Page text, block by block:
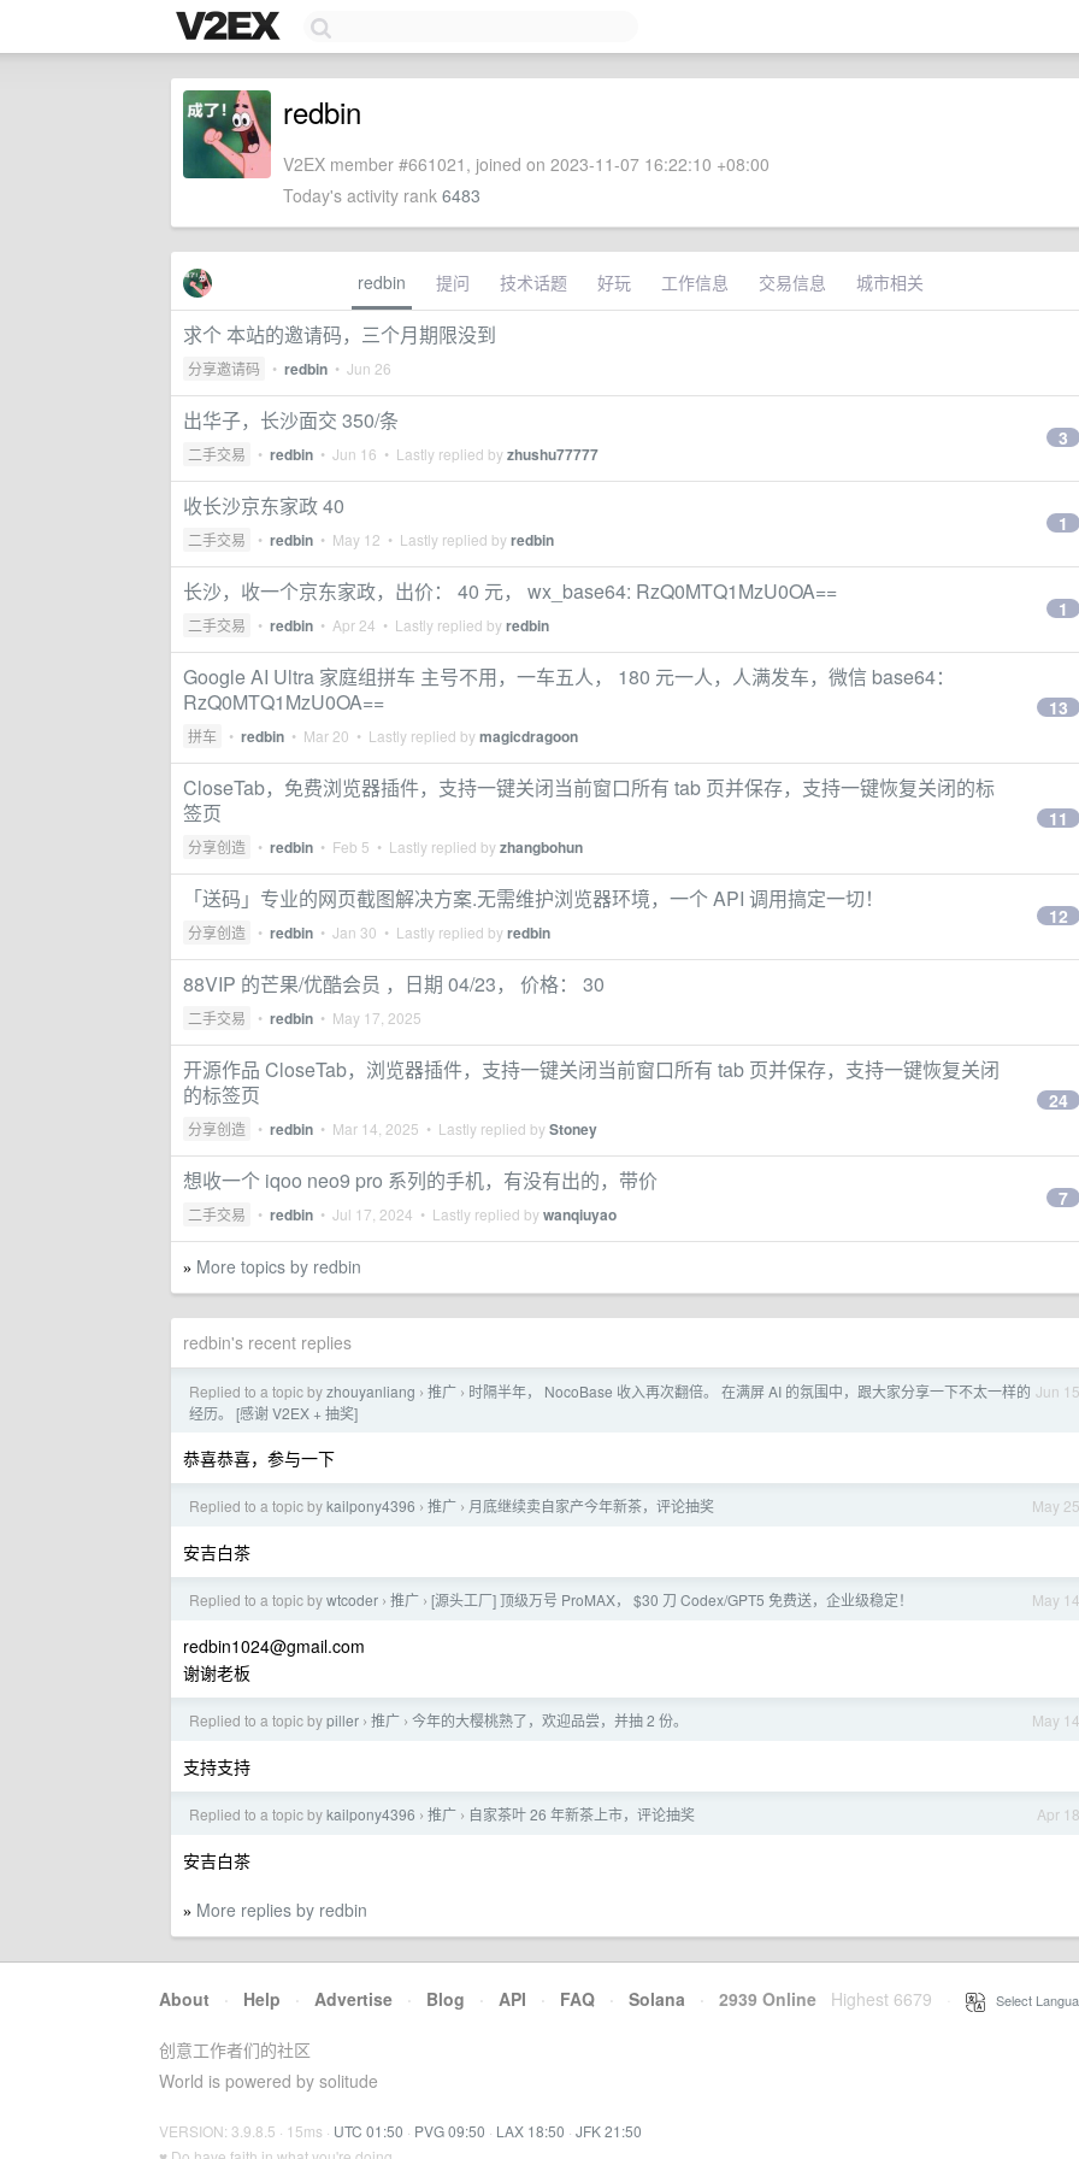
redbin
V2EX member #661021, joined on 2023-11-07 16:22:10 +08:00
Today's activity rank 6483
redbin 提问 技术话题 好玩 工作信息 交易信息 城市相关
求个 本站的邀请码，三个月期限没到
分享邀请码 • redbin • Jun 26
出华子，长沙面交 350/条
二手交易 • redbin • Jun 16 • Lastly replied byzhushu77777
3
收长沙京东家政 40
二手交易 • redbin • May 12 • Lastly replied byredbin
1
长沙，收一个京东家政，出价： 40 元， wx_base64: RzQ0MTQ1MzU0OA==
二手交易 • redbin • Apr 24 • Lastly replied byredbin
1
Google AI Ultra 家庭组拼车 主号不用，一车五人， 180 元一人，人满发车，微信 base64：
RzQ0MTQ1MzU0OA==
拼车 • redbin • Mar 20 • Lastly replied bymagicdragoon
13
CloseTab，免费浏览器插件，支持一键关闭当前窗口所有 tab 页并保存，支持一键恢复关闭的标
签页
分享创造 • redbin • Feb 5 • Lastly replied byzhangbohun
11
「送码」专业的网页截图解决方案.无需维护浏览器环境，一个 API 调用搞定一切！
分享创造 • redbin • Jan 30 • Lastly replied byredbin
12
88VIP 的芒果/优酷会员 ，日期 04/23， 价格： 30
二手交易 • redbin • May 17, 2025
开源作品 CloseTab，浏览器插件，支持一键关闭当前窗口所有 tab 页并保存，支持一键恢复关闭
的标签页
分享创造 • redbin • Mar 14, 2025 • Lastly replied byStoney
24
想收一个 iqoo neo9 pro 系列的手机，有没有出的，带价
二手交易 • redbin • Jul 17, 2024 • Lastly replied bywanqiuyao
7
» More topics by redbin
redbin's recent replies
Jun 15
Replied to a topic byzhouyanliang › 推广 › 时隔半年， NocoBase 收入再次翻倍。 在满屏 AI 的氛围中，跟大家分享一下不太一样的
经历。 [感谢 V2EX + 抽奖]
恭喜恭喜，参与一下
May 25
Replied to a topic bykailpony4396 › 推广 › 月底继续卖自家产今年新茶，评论抽奖
安吉白茶
May 14
Replied to a topic bywtcoder › 推广 › [源头工厂] 顶级万号 ProMAX， $30 刀 Codex/GPT5 免费送，企业级稳定！
redbin1024@gmail.com
谢谢老板
May 14
Replied to a topic bypiller › 推广 › 今年的大樱桃熟了，欢迎品尝，并抽 2 份。
支持支持
Apr 18
Replied to a topic bykailpony4396 › 推广 › 自家茶叶 26 年新茶上市，评论抽奖
安吉白茶
» More replies by redbin
About · Help · Advertise · Blog · API · FAQ · Solana · 2939 Online Highest 6679 Select
创意工作者们的社区
World is powered by solitude
VERSION: 3.9.8.5 · 15ms · UTC 01:50 · PVG 09:50 · LAX 18:50 · JFK 21:50